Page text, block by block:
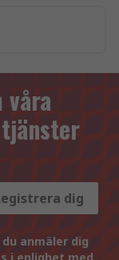
våra
dig
anmäler dig